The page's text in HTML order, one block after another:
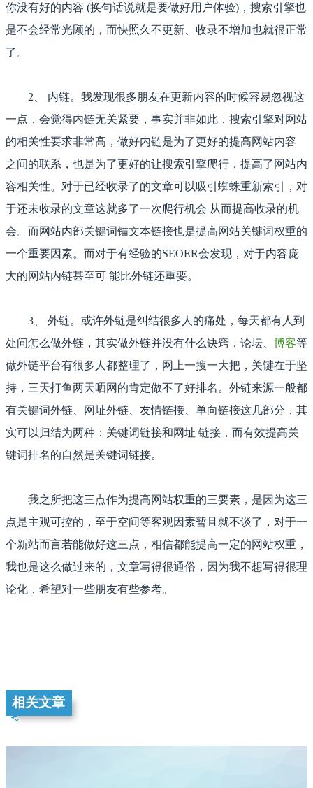
你没有好的内容 (换句话说就是要做好用户体验)，搜索引擎也
是不会经常光顾的，而快照久不更新、收录不增加也就很正常
了。
2、 内链。我发现很多朋友在更新内容的时候容易忽视这
一点，会觉得内链无关紧要，事实并非如此，搜索引擎对网站
的相关性要求非常高，做好内链是为了更好的提高网站内容
之间的联系，也是为了更好的让搜索引擎爬行，提高了网站内
容相关性。对于已经收录了的文章可以吸引蜘蛛重新索引，对
于还未收录的文章这就多了一次爬行机会 从而提高收录的机
会。而网站内部关键词锚文本链接也是提高网站关键词权重的
一个重要因素。而对于有经验的SEOER会发现，对于内容庞
大的网站内链甚至可 能比外链还重要。
3、 外链。或许外链是纠结很多人的痛处，每天都有人到
处问怎么做外链，其实做外链并没有什么诀窍，论坛、 博客等
做外链平台有很多人都整理了，网上一搜一大把，关键在于坚
持，三天打鱼两天晒网的肯定做不了好排名。外链来源一般都
有关键词外链、网址外链、友情链接、单向链接这几部分，其
实可以归结为两种：关键词链接和网址 链接，而有效提高关
键词排名的自然是关键词链接。
我之所把这三点作为提高网站权重的三要素，是因为这三
点是主观可控的，至于空间等客观因素暂且就不谈了，对于一
个新站而言若能做好这三点，相信都能提高一定的网站权重，
我也是这么做过来的，文章写得很通俗，因为我不想写得很理
论化，希望对一些朋友有些参考。
相关文章